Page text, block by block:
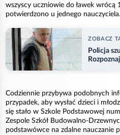
wszyscy uczniowie do ławek wrócą
potwierdzono u jednego nauczyciela.
ZOBACZ
Policja
Codziennie przybywa podobnych
przypadek, aby wysłać dzieci i
się stało w Szkole Podstawowej
Zespole Szkół Budowalno-
podstawówce na zdalne nauczanie